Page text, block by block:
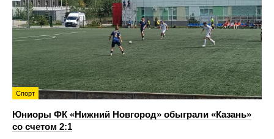
Спорт
Юниоры ФК «Нижний Новгород» обыграли «Казань»
со счетом 2:1